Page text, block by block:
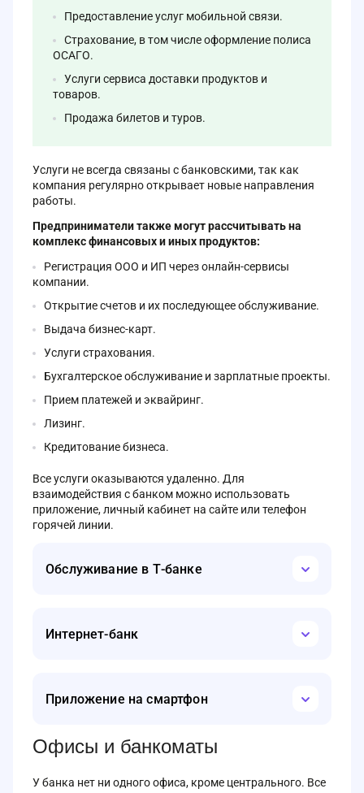
Предоставление услуг мобильной связи.
Страхование, в том числе оформление полиса
ОСАГО.
Услуги сервиса доставки продуктов и
товаров.
Продажа билетов и туров.
Услуги не всегда связаны с банковскими, так как
компания регулярно открывает новые направления
работы.
Предприниматели также могут рассчитывать на
комплекс финансовых и иных продуктов:
Регистрация ООО и ИП через онлайн-сервисы
компании.
Открытие счетов и их последующее обслуживание.
Выдача бизнес-карт.
Услуги страхования.
Бухгалтерское обслуживание и зарплатные проекты.
Прием платежей и эквайринг.
Лизинг.
Кредитование бизнеса.
Все услуги оказываются удаленно. Для
взаимодействия с банком можно использовать
приложение, личный кабинет на сайте или телефон
горячей линии.
Обслуживание в Т-банке
офисов и представительств, кроме центрального,
расположенного в Москве. Но в нем не ведется прием.
Интернет-банк
услуги, которые он предоставляет. Для входа
используется логин и пароль, которые можно
заказать ее доставку курьером по телефону или через
портал.
На сайте можно управлять любыми услугами:
Приложение на смартфон
С помощью приложение можно получить все те же
услуги, что и через сайт. В некоторых случаях
удобным, но здесь все зависит от личных
Офисы и банкоматы
У банка нет ни одного офиса, кроме центрального. Все